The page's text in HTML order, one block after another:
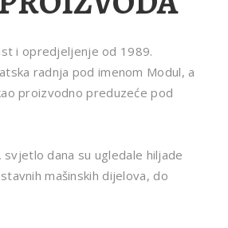
i opredjeljenje od 1989.
radnja pod imenom Modul, a
proizvodno preduzeće pod
dana su ugledale hiljade
mašinskih dijelova, do